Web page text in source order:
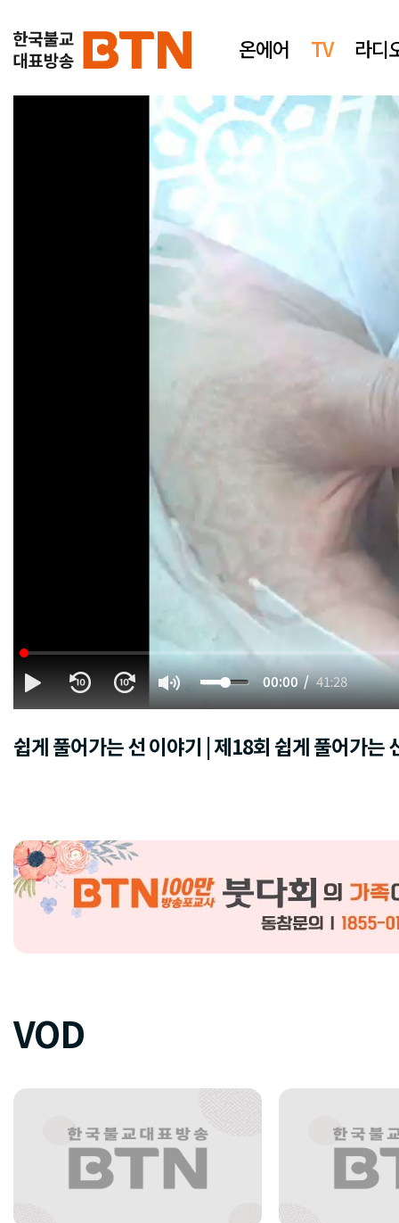
온에어 TV 라디
00:00 41:28
쉽게 풀어가는 선 이야기 | 제18회 쉽게 풀어가는